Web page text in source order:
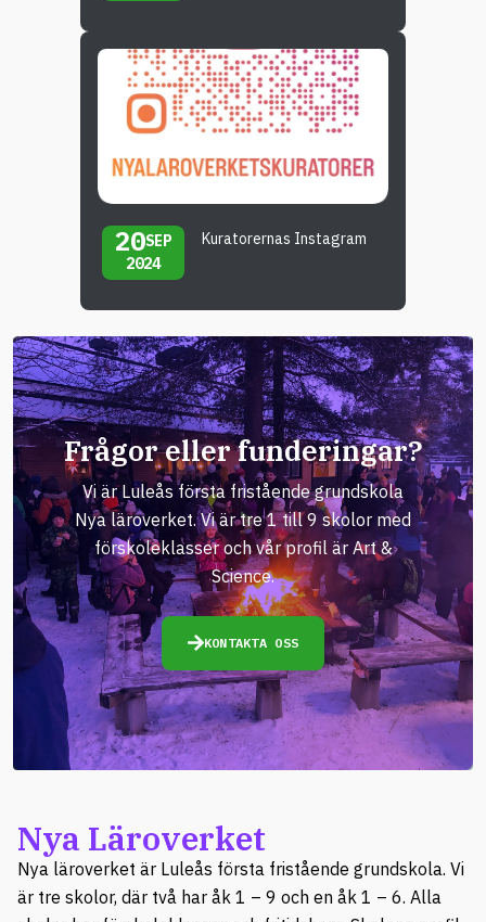
20SEP
2024
Kuratorernas Instagram
Frågor eller funderingar?
Vi är Luleås första fristående grundskola
Nya läroverket. Vi är tre 1 till 9 skolor med
förskoleklasser och vår profil är Art &
Science.
KONTAKTA OSS
Nya Läroverket
Nya läroverket är Luleås första fristående grundskola. Vi
är tre skolor, där två har åk 1 – 9 och en åk 1 – 6. Alla